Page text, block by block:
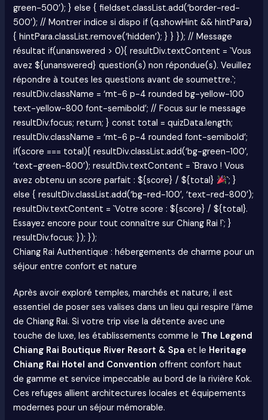
green-500’); } else { fieldset.classList.add(‘border-red-
500’); // Montrer indice si dispo if (q.showHint && hintPara)
{ hintPara.classList.remove(‘hidden’); } } }); // Message
résultat if(unanswered > 0){ resultDiv.textContent = `Vous
avez ${unanswered} question(s) non répondue(s). Veuillez
répondre à toutes les questions avant de soumettre.`;
resultDiv.className = ‘mt-6 p-4 rounded bg-yellow-100
text-yellow-800 font-semibold’; // Focus sur le message
resultDiv.focus; return; } const total = quizData.length;
resultDiv.className = ‘mt-6 p-4 rounded font-semibold’;
if(score === total){ resultDiv.classList.add(‘bg-green-100’,
‘text-green-800’); resultDiv.textContent = `Bravo ! Vous
avez obtenu un score parfait : ${score} / ${total}
`; }
else { resultDiv.classList.add(‘bg-red-100’, ‘text-red-800’);
resultDiv.textContent = `Votre score : ${score} / ${total}.
Essayez encore pour tout connaître sur Chiang Rai !`; }
resultDiv.focus; }); });
Chiang Rai Authentique : hébergements de charme pour un
séjour entre confort et nature
Après avoir exploré temples, marchés et nature, il est
essentiel de poser ses valises dans un lieu qui respire l’âme
de Chiang Rai. Si votre trip vise la détente avec une
touche de luxe, les établissements comme le The Legend
Chiang Rai Boutique River Resort & Spa et le Heritage
Chiang Rai Hotel and Convention offrent confort haut
de gamme et service impeccable au bord de la rivière Kok.
Ces refuges allient architectures locales et équipements
modernes pour un séjour mémorable.